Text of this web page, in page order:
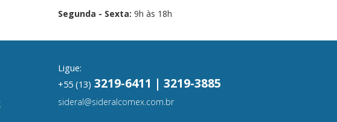
Segunda - Sexta: 9h às 18h
Ligue:
+55 (13) 3219-6411 | 3219-3885
sideral@sideralcomex.com.br